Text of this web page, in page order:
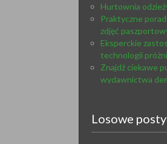
Hurtownia
Praktyczne
zdjęć
Eksperckie
technologii
Znajdź ciekawe
wydawnictwa
Losowe